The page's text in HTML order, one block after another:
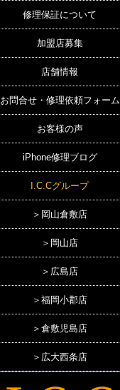
修理保証について
加盟店募集
店舗情報
お問合せ・修理依頼フォーム
お客様の声
iPhone修理ブログ
I.C.Cグループ
＞岡山倉敷店
＞岡山店
＞広島店
＞福岡小郡店
＞倉敷児島店
＞広大西条店